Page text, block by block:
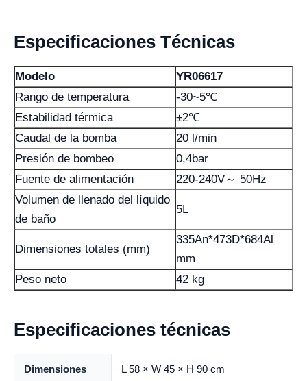
Especificaciones Técnicas
Modelo
YR06617
Rango de temperatura
-30~5℃
Estabilidad térmica
±2℃
Caudal de la bomba
20 l/min
Presión de bombeo
0,4bar
Fuente de alimentación
220-240V～ 50Hz
Volumen de llenado del líquido
de baño
5L
Dimensiones totales (mm)
335An*473D*684Al
mm
Peso neto
42 kg
Especificaciones técnicas
Dimensiones L 58 × W 45 × H 90 cm